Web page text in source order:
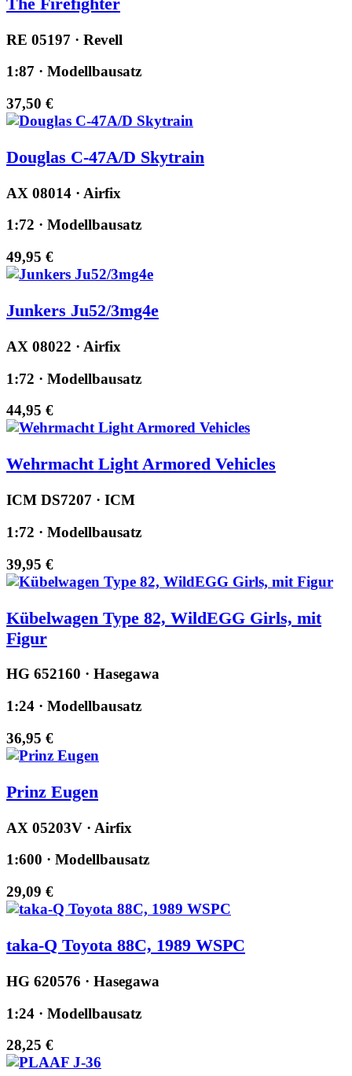
RE 05197 · Revell
1:87 · Modellbausatz
37,50 €
Douglas C-47A/D Skytrain
AX 08014 · Airfix
1:72 · Modellbausatz
49,95 €
Junkers Ju52/3mg4e
AX 08022 · Airfix
1:72 · Modellbausatz
44,95 €
Wehrmacht Light Armored Vehicles
ICM DS7207 · ICM
1:72 · Modellbausatz
39,95 €
Kübelwagen Type 82, WildEGG Girls, mit
Figur
HG 652160 · Hasegawa
1:24 · Modellbausatz
36,95 €
Prinz Eugen
AX 05203V · Airfix
1:600 · Modellbausatz
29,09 €
taka-Q Toyota 88C, 1989 WSPC
HG 620576 · Hasegawa
1:24 · Modellbausatz
28,25 €